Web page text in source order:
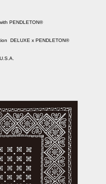
PENDLETON®
DELUXE x PENDLETON®